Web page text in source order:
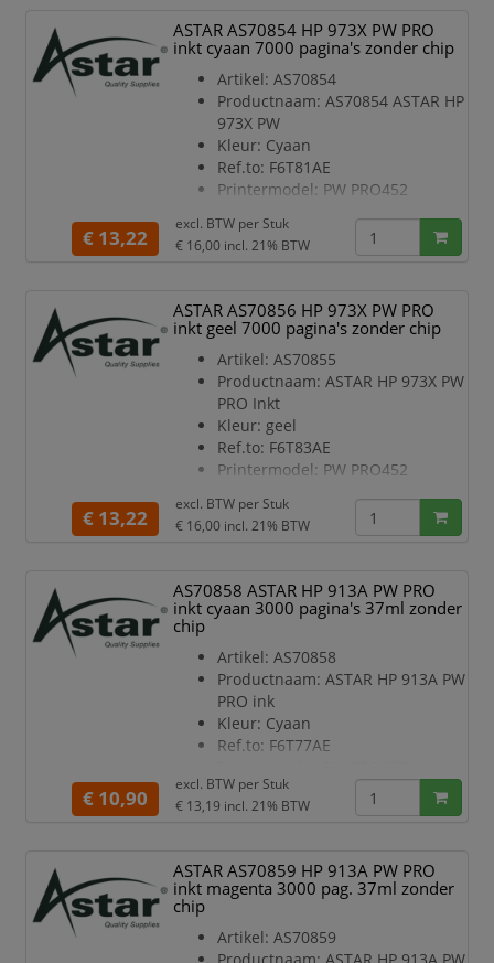
ASTAR AS70854 HP 973X PW PRO
inkt cyaan 7000 pagina's zonder chip
Artikel: AS70854
Productnaam: AS70854 ASTAR HP
973X PW
Kleur: Cyaan
Ref.to: F6T81AE
Printermodel: PW PRO452
Type: Rebuilt
Pagina’s: 7000
€ 13,22
excl. BTW per Stuk
€ 16,00 incl. 21% BTW
ASTAR AS70856 HP 973X PW PRO
inkt geel 7000 pagina's zonder chip
Artikel: AS70855
Productnaam: ASTAR HP 973X PW
PRO Inkt
Kleur: geel
Ref.to: F6T83AE
Printermodel: PW PRO452
Type: Rebuilt
Pagina’s: 7000
€ 13,22
excl. BTW per Stuk
€ 16,00 incl. 21% BTW
AS70858 ASTAR HP 913A PW PRO
inkt cyaan 3000 pagina's 37ml zonder
chip
Artikel: AS70858
Productnaam: ASTAR HP 913A PW
PRO ink
Kleur: Cyaan
Ref.to: F6T77AE
Inhoud in ml: 37
Type: Rebuilt
€ 10,90
excl. BTW per Stuk
€ 13,19 incl. 21% BTW
ASTAR AS70859 HP 913A PW PRO
inkt magenta 3000 pag. 37ml zonder
chip
Artikel: AS70859